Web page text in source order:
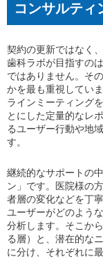
コンサルティ
契約の更新ではなく
歯科ラボが目指すの
ではありません。そ
かを最も重視してい
ラインミーティング
とにした定量的なレ
るユーザー行動や地
す。
継続的なサポートの
ン」です。医院様の
者層の変化などを丁
ユーザーがどのよう
分析します。そこか
る層）と、潜在的な
に分け、それぞれに